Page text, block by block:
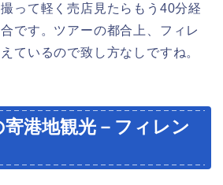
って軽く売店見たらもう40分経
です。ツアーの都合上、フィレ
ているので致し方なしですね。
港地観光－フィレン